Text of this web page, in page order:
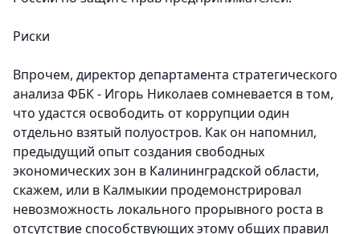
Риски
Впрочем, директор департамента стратегического
анализа ФБК - Игорь Николаев сомневается в том,
что удастся освободить от коррупции один
отдельно взятый полуостров. Как он напомнил,
предыдущий опыт создания свободных
экономических зон в Калининградской области,
скажем, или в Калмыкии продемонстрировал
невозможность локального прорывного роста в
отсутствие способствующих этому общих правил